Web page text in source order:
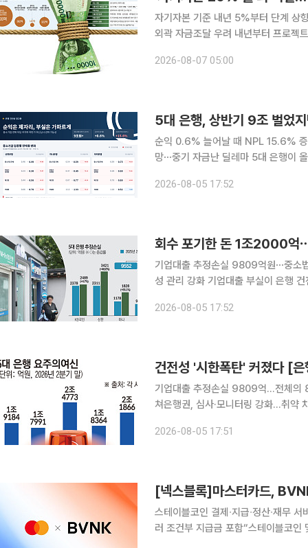
자기자본 기준 내년 5%부터 단계 상
외곽 자금조달 우려 내년부터 프로젝트파이낸싱(PF) 자금조달 문턱이 높아지면서 자금줄을 맡아 온
석 가리기가 거세지면서 중소 시행사
2026-08-07 05:00
순익 0.6% 늘어날 때 NPL 15.6% 증
망⋯중기 자금난 딜레마 5대 은행이 올해 상반기 9조원이 넘는 순이익을 거뒀지만 고정이하여신
행권은 자금 공급과 부실 억제라는 과
2026-08-05 17:52
기업대출 추정손실 9809억원⋯중소
성 관리 강화 기업대출 부실이 은행 건전성의 새 부담으로 떠오르고 있다. 5대 은행이 회수가 사실
대출에서 발생한 것으로 나타났다. 고
2026-08-05 17:52
건전성 '시한폭탄' 커졌다 [
기업대출 추정손실 9809억…전체의
쳐은행권, 심사·모니터링 강화…취약 차주 자금난 우려 은행권의 ‘
채권은 아니지만 5개 은행에서 동시
2026-08-05 17:51
스테이블코인 결제∙지급∙정산∙재무 서비스로 확대 블록체인 기반 결제 사
러 조건부 지급금 포함“스테이블코인 및 토큰화 자산 활